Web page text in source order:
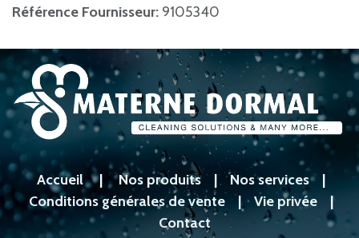
Référence Fournisseur: 9105340
Accueil|Nos produits|Nos services|
Conditions générales de vente | Vie privée |
Contact